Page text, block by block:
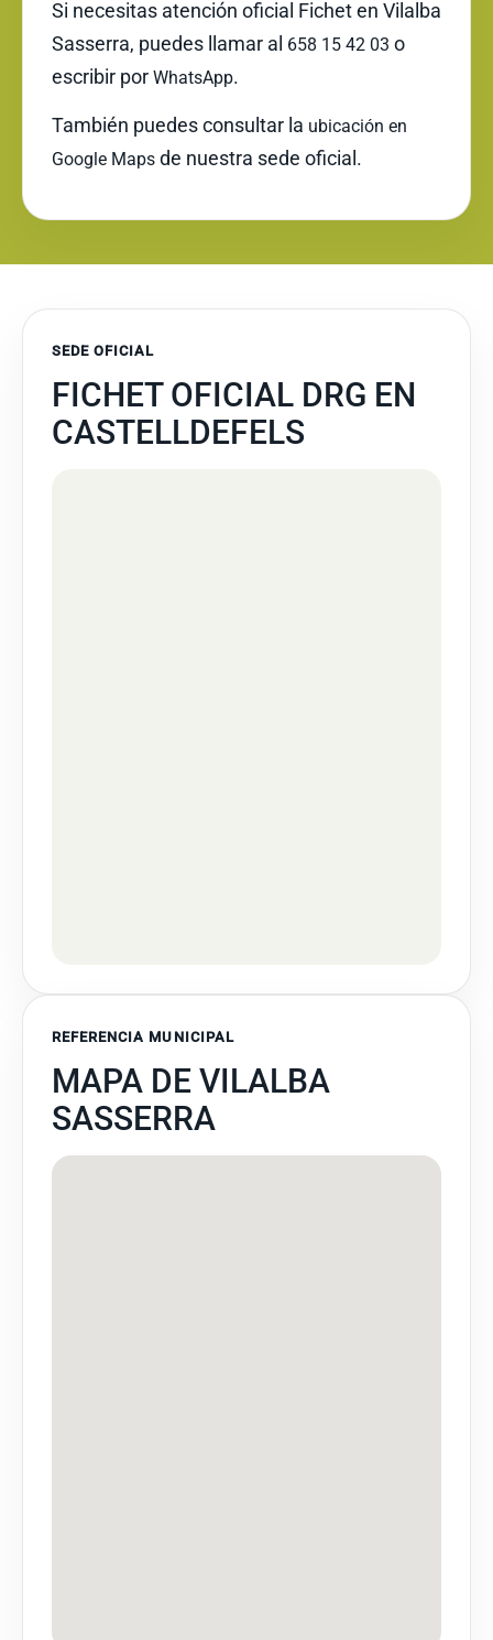
Si necesitas atención oficial Fichet en Vilalba
Sasserra, puedes llamar al 658 15 42 03 o
escribir por WhatsApp.
También puedes consultar la ubicación en
Google Maps de nuestra sede oficial.
SEDE OFICIAL
FICHET OFICIAL DRG EN
CASTELLDEFELS
REFERENCIA MUNICIPAL
MAPA DE VILALBA
SASSERRA